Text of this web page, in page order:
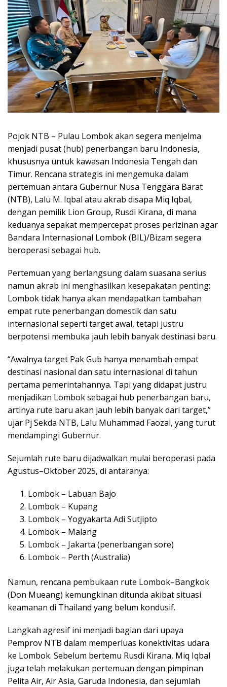
Pojok NTB – Pulau Lombok akan segera menjelma
menjadi pusat (hub) penerbangan baru Indonesia,
khususnya untuk kawasan Indonesia Tengah dan
Timur. Rencana strategis ini mengemuka dalam
pertemuan antara Gubernur Nusa Tenggara Barat
(NTB), Lalu M. Iqbal atau akrab disapa Miq Iqbal,
dengan pemilik Lion Group, Rusdi Kirana, di mana
keduanya sepakat mempercepat proses perizinan agar
Bandara Internasional Lombok (BIL)/Bizam segera
beroperasi sebagai hub.
Pertemuan yang berlangsung dalam suasana serius
namun akrab ini menghasilkan kesepakatan penting:
Lombok tidak hanya akan mendapatkan tambahan
empat rute penerbangan domestik dan satu
internasional seperti target awal, tetapi justru
berpotensi membuka jauh lebih banyak destinasi baru.
“Awalnya target Pak Gub hanya menambah empat
destinasi nasional dan satu internasional di tahun
pertama pemerintahannya. Tapi yang didapat justru
menjadikan Lombok sebagai hub penerbangan baru,
artinya rute baru akan jauh lebih banyak dari target,”
ujar Pj Sekda NTB, Lalu Muhammad Faozal, yang turut
mendampingi Gubernur.
Sejumlah rute baru dijadwalkan mulai beroperasi pada
Agustus–Oktober 2025, di antaranya:
Lombok – Labuan Bajo
Lombok – Kupang
Lombok – Yogyakarta Adi Sutjipto
Lombok – Malang
Lombok – Jakarta (penerbangan sore)
Lombok – Perth (Australia)
Namun, rencana pembukaan rute Lombok–Bangkok
(Don Mueang) kemungkinan ditunda akibat situasi
keamanan di Thailand yang belum kondusif.
Langkah agresif ini menjadi bagian dari upaya
Pemprov NTB dalam memperluas konektivitas udara
ke Lombok. Sebelum bertemu Rusdi Kirana, Miq Iqbal
juga telah melakukan pertemuan dengan pimpinan
Pelita Air, Air Asia, Garuda Indonesia, dan sejumlah